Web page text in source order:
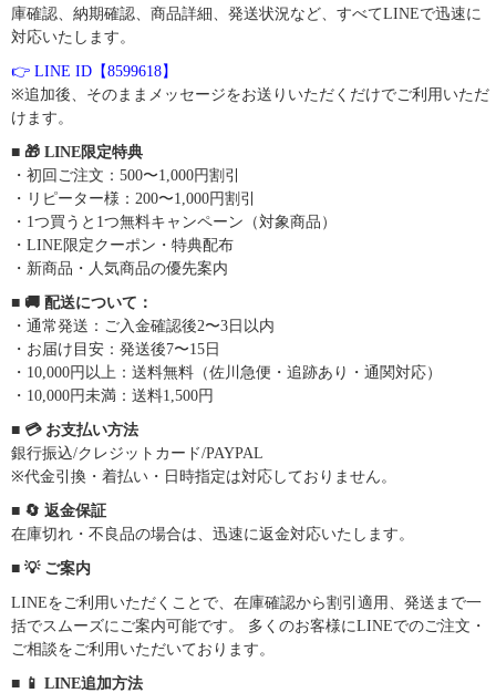
庫確認、納期確認、商品詳細、発送状況など、すべてLINEで迅速に
対応いたします。
👉 LINE ID【8599618】
※追加後、そのままメッセージをお送りいただくだけでご利用いただ
けます。
■ 🎁 LINE限定特典
・初回ご注文：500〜1,000円割引
・リピーター様：200〜1,000円割引
・1つ買うと1つ無料キャンペーン（対象商品）
・LINE限定クーポン・特典配布
・新商品・人気商品の優先案内
■ 🚚 配送について：
・通常発送：ご入金確認後2〜3日以内
・お届け目安：発送後7〜15日
・10,000円以上：送料無料（佐川急便・追跡あり・通関対応）
・10,000円未満：送料1,500円
■ 💳 お支払い方法
銀行振込/クレジットカード/PAYPAL
※代金引換・着払い・日時指定は対応しておりません。
■ 🔄 返金保証
在庫切れ・不良品の場合は、迅速に返金対応いたします。
■ 💡 ご案内
LINEをご利用いただくことで、在庫確認から割引適用、発送まで一
括でスムーズにご案内可能です。 多くのお客様にLINEでのご注文・
ご相談をご利用いただいております。
■ 📱 LINE追加方法